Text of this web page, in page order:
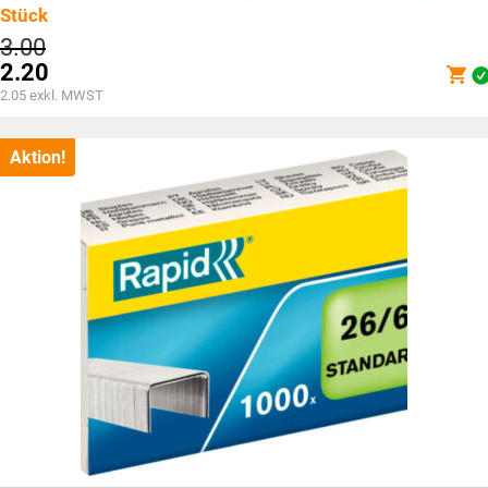
Stück
3.00Ursprünglicher
Preis
war:
CHF3.00
2.20
Aktueller
ist:
CHF2.20.
2.05 exkl. MWST
Aktion!